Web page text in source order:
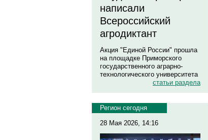
написали
Всероссийский
агродиктант
Акция "Единой России" прошла
на площадке Приморского
государственного аграрно-
технологического университета
статьи раздела
Регион сегодня
28 Мая 2026, 14:16